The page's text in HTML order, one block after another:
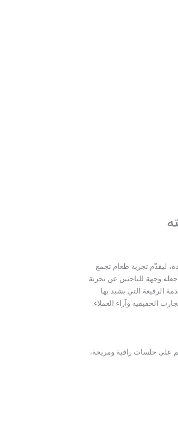
ليقدّم تجربة طعام تجمع
وجهة للباحثين عن تجربة
الرفيعة التي يشيد بها
الحقيقية وآراء العملاء.
على جلسات راقية ومريحة،